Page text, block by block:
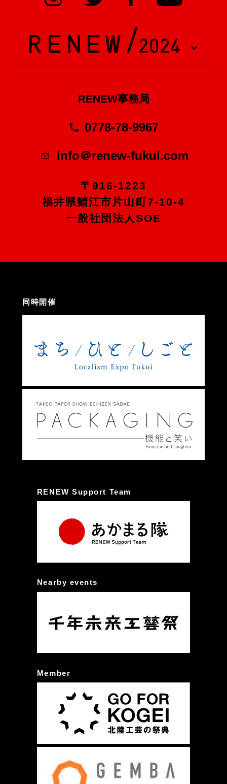
RENEW事務局
0778-78-9967
info＠renew-fukui.com
〒916-1223
福井県鯖江市片山町7-10-4
一般社団法人SOE
同時開催
RENEW Support Team
Nearby events
Member